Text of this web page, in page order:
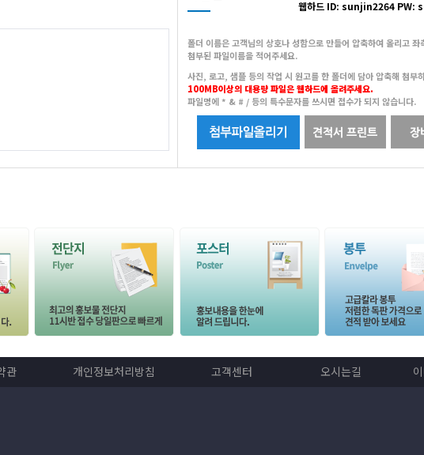
웹하드 ID: sunjin2264 PW:
폴더 이름은 고객님의 상호나 성함으로 만들어 압축하여 올리고 좌
첨부된 파일이름을 적어주세요.
사진, 로고, 샘플 등의 작업 시 원고를 한 폴더에 담아 압축해 첨부
100MB이상의 대용량 파일은 웹하드에 올려주세요.
파일명에 * & # / 등의 특수문자를 쓰시면 접수가 되지 않습니다.
관 개인정보처리방침 고객센터 오시는길